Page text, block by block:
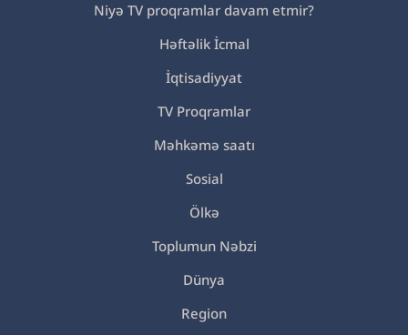
Niyə TV proqramlar davam etmir?
Həftəlik İcmal
İqtisadiyyat
TV Proqramlar
Məhkəmə saatı
Sosial
Ölkə
Toplumun Nəbzi
Dünya
Region